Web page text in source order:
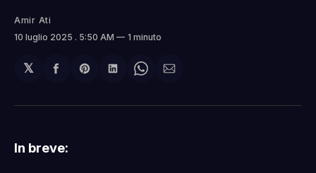
Amir Ati
10 luglio 2025 . 5:50 AM 1 minuto
𝕏
Condividi
Facebook
Share
Pinterest
Condividi
LinkedIn
Share
WhatsApp
Condividi
email
In breve: